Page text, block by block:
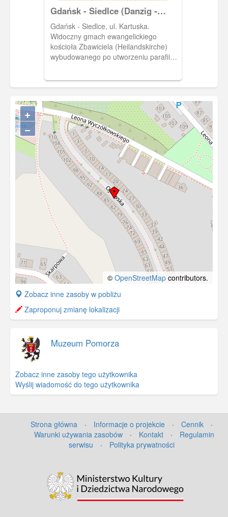
Gdańsk - Siedlce (Danzig -
Schidlitz), ul. Kartuska
Gdańsk - Siedlce, ul. Kartuska.
Widoczny gmach ewangelickiego
kościoła Zbawiciela (Heilandskirche)
wybudowanego po utworzeniu parafii
gdańskiej Wieży Więziennej z
+
−
© OpenStreetMapcontributors.
+
−
Zobacz inne zasoby w pobliżu
Zaproponuj zmianę lokalizacji
Muzeum Pomorza
Zobacz inne zasoby tego użytkownika
Wyślij wiadomość do tego użytkownika
Strona główna · Informacje o projekcie · Cennik
·
Warunki używania zasobów
· Kontakt ·
Regulamin
serwisu
· Polityka prywatności